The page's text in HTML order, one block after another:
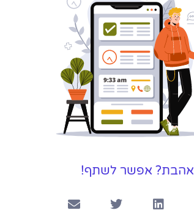
אהבת? אפשר לשתף!